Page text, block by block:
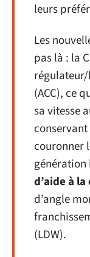
leurs
Les
pas là : la
(ACC), ce
sa vitesse
couronner
génération
d’aide à
d’angle
(LDW).